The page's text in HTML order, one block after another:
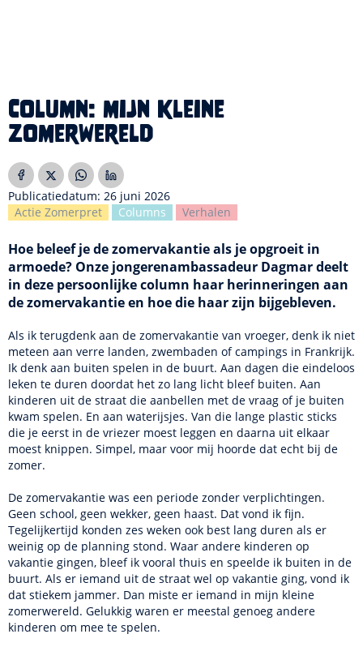
Column: mijn kleine
zomerwereld
Publicatiedatum: 26 juni 2026
Actie Zomerpret
Columns Verhalen
Hoe beleef je de zomervakantie als je opgroeit in
armoede? Onze jongerenambassadeur Dagmar deelt
in deze persoonlijke column haar herinneringen aan
de zomervakantie en hoe die haar zijn bijgebleven.
Als ik terugdenk aan de zomervakantie van vroeger, denk ik niet
meteen aan verre landen, zwembaden of campings in Frankrijk.
Ik denk aan buiten spelen in de buurt. Aan dagen die eindeloos
leken te duren doordat het zo lang licht bleef buiten. Aan
kinderen uit de straat die aanbellen met de vraag of je buiten
kwam spelen. En aan waterijsjes. Van die lange plastic sticks
die je eerst in de vriezer moest leggen en daarna uit elkaar
moest knippen. Simpel, maar voor mij hoorde dat echt bij de
zomer.
De zomervakantie was een periode zonder verplichtingen.
Geen school, geen wekker, geen haast. Dat vond ik fijn.
Tegelijkertijd konden zes weken ook best lang duren als er
weinig op de planning stond. Waar andere kinderen op
vakantie gingen, bleef ik vooral thuis en speelde ik buiten in de
buurt. Als er iemand uit de straat wel op vakantie ging, vond ik
dat stiekem jammer. Dan miste er iemand in mijn kleine
zomerwereld. Gelukkig waren er meestal genoeg andere
kinderen om mee te spelen.